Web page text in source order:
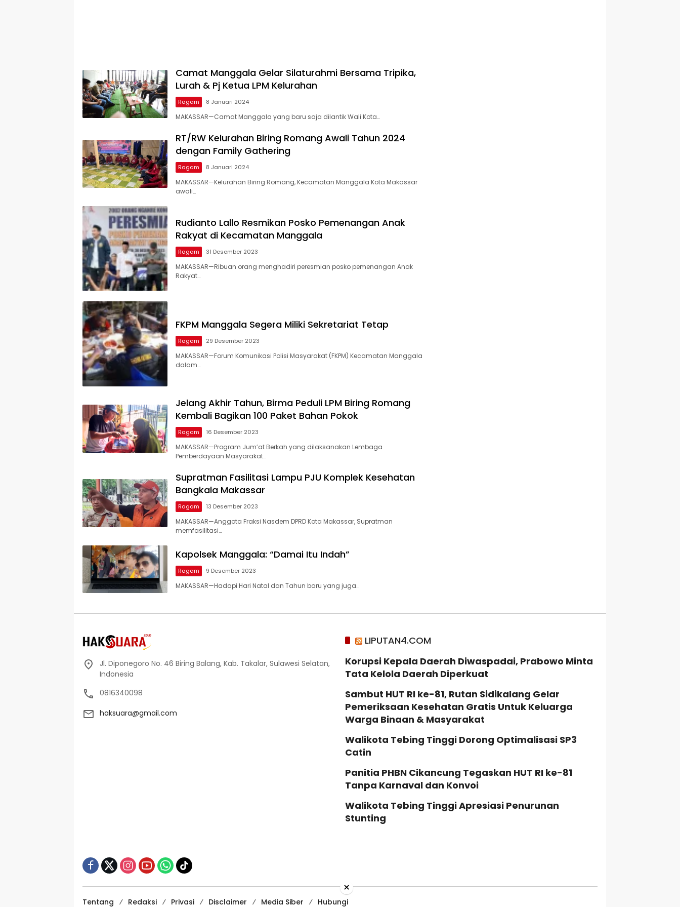
Camat Manggala Gelar Silaturahmi Bersama Tripika,
Lurah & Pj Ketua LPM Kelurahan
Ragam 8 Januari 2024
MAKASSAR—Camat Manggala yang baru saja dilantik Wali Kota…
RT/RW Kelurahan Biring Romang Awali Tahun 2024
dengan Family Gathering
Ragam 8 Januari 2024
MAKASSAR—Kelurahan Biring Romang, Kecamatan Manggala Kota Makassar
awali…
Rudianto Lallo Resmikan Posko Pemenangan Anak
Rakyat di Kecamatan Manggala
Ragam 31 Desember 2023
MAKASSAR—Ribuan orang menghadiri peresmian posko pemenangan Anak
Rakyat…
FKPM Manggala Segera Miliki Sekretariat Tetap
Ragam 29 Desember 2023
MAKASSAR—Forum Komunikasi Polisi Masyarakat (FKPM) Kecamatan Manggala
dalam…
Jelang Akhir Tahun, Birma Peduli LPM Biring Romang
Kembali Bagikan 100 Paket Bahan Pokok
Ragam 16 Desember 2023
MAKASSAR—Program Jum’at Berkah yang dilaksanakan Lembaga
Pemberdayaan Masyarakat…
Supratman Fasilitasi Lampu PJU Komplek Kesehatan
Bangkala Makassar
Ragam 13 Desember 2023
MAKASSAR—Anggota Fraksi Nasdem DPRD Kota Makassar, Supratman
memfasilitasi…
Kapolsek Manggala: “Damai Itu Indah”
Ragam 9 Desember 2023
MAKASSAR—Hadapi Hari Natal dan Tahun baru yang juga…
Jl. Diponegoro No. 46 Biring Balang, Kab. Takalar, Sulawesi Selatan,
Indonesia
0816340098
haksuara@gmail.com
LIPUTAN4.COM
Korupsi Kepala Daerah Diwaspadai, Prabowo Minta
Tata Kelola Daerah Diperkuat
Sambut HUT RI ke-81, Rutan Sidikalang Gelar
Pemeriksaan Kesehatan Gratis Untuk Keluarga
Warga Binaan & Masyarakat
Walikota Tebing Tinggi Dorong Optimalisasi SP3
Catin
Panitia PHBN Cikancung Tegaskan HUT RI ke-81
Tanpa Karnaval dan Konvoi
Walikota Tebing Tinggi Apresiasi Penurunan
Stunting
Tentang Redaksi Privasi Disclaimer Media Siber Hubungi
×